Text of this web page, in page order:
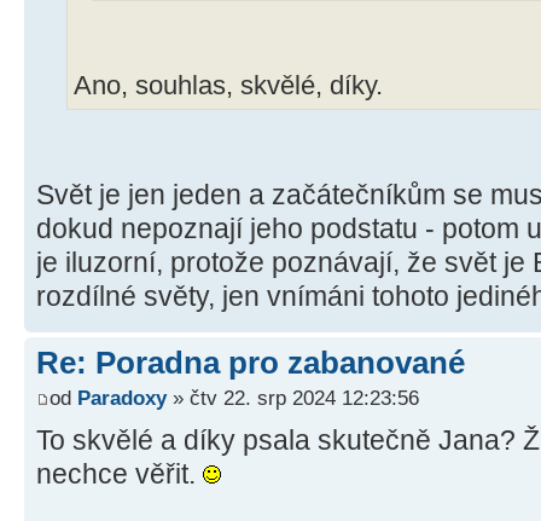
Ano, souhlas, skvělé, díky.
Svět je jen jeden a začátečníkům se
dokud nepoznají jeho podstatu - potom
je iluzorní, protože poznávají, že svět je
rozdílné světy, jen vnímáni tohoto
Re: Poradna pro zabanované
od Paradoxy» čtv 22. srp 2024 12:23:56
To skvělé a díky psala skutečně Jana?
nechce věřit.